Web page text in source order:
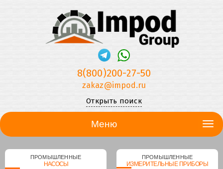
8(800)200-27-50
zakaz@impod.ru
Открыть поиск
Меню
ПРОМЫШЛЕННЫЕ
НАСОСЫ
ПРОМЫШЛЕННЫЕ
ИЗМЕРИТЕЛЬНЫЕ ПРИБОРЫ